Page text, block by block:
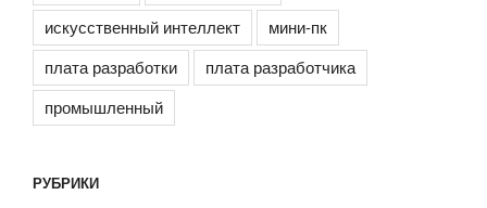
искусственный интеллект
мини-пк
плата разработки
плата разработчика
промышленный
РУБРИКИ